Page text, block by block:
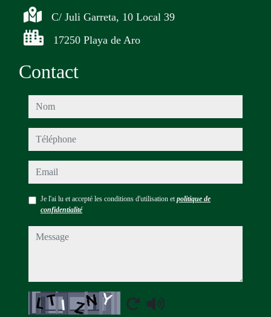
C/ Juli Garreta, 10 Local 39
17250 Playa de Aro
Contact
nom
téléphone
email
Je l'ai lu et accepté les conditions d'utilisation etpolitique de
confidentialité
message
Captcha